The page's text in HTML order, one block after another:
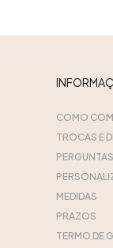
COMO
TROCAS E
MEDIDAS
PRAZOS
TERMO DE